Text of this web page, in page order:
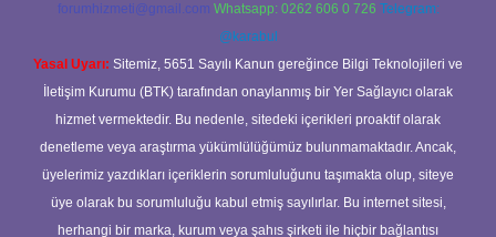
forumhizmeti@gmail.com Whatsapp: 0262 606 0 726 Telegram:
@karabul
Yasal Uyarı: Sitemiz, 5651 Sayılı Kanun gereğince Bilgi Teknolojileri ve
İletişim Kurumu (BTK) tarafından onaylanmış bir Yer Sağlayıcı olarak
hizmet vermektedir. Bu nedenle, sitedeki içerikleri proaktif olarak
denetleme veya araştırma yükümlülüğümüz bulunmamaktadır. Ancak,
üyelerimiz yazdıkları içeriklerin sorumluluğunu taşımakta olup, siteye
üye olarak bu sorumluluğu kabul etmiş sayılırlar. Bu internet sitesi,
herhangi bir marka, kurum veya şahıs şirketi ile hiçbir bağlantısı